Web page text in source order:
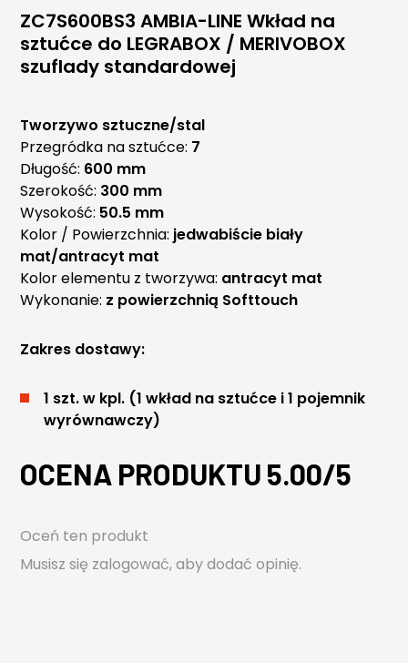
ZC7S600BS3 AMBIA-LINE Wkład na
sztućce do LEGRABOX / MERIVOBOX
szuflady standardowej
Tworzywo sztuczne/stal
Przegródka na sztućce: 7
Długość: 600 mm
Szerokość: 300 mm
Wysokość: 50.5 mm
Kolor / Powierzchnia: jedwabiście biały
mat/antracyt mat
Kolor elementu z tworzywa: antracyt mat
Wykonanie: z powierzchnią Softtouch
Zakres dostawy:
1 szt. w kpl. (1 wkład na sztućce i 1 pojemnik
wyrównawczy)
OCENA PRODUKTU 5.00/5
Oceń ten produkt
Musisz się zalogować, aby dodać opinię.